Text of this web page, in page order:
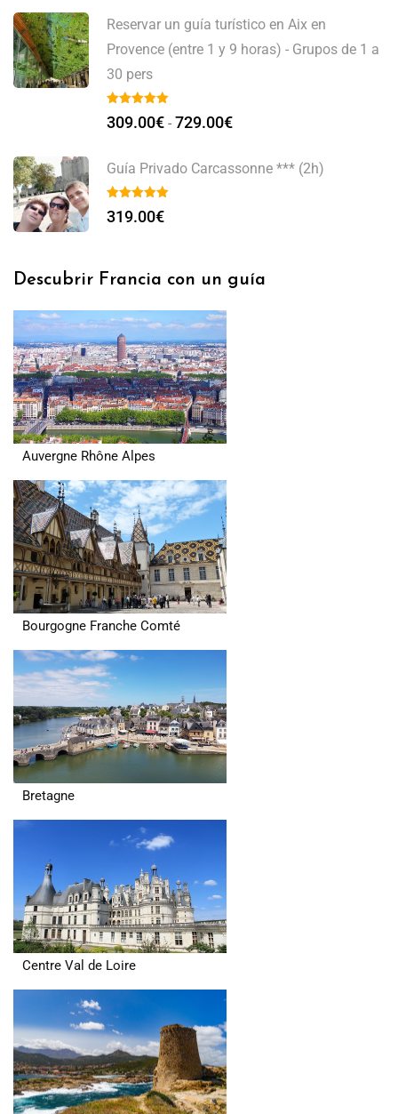
Reservar un guía turístico en Aix en
Provence (entre 1 y 9 horas) - Grupos de 1 a
30 pers
309.00€ - 729.00€
Guía Privado Carcassonne *** (2h)
319.00€
Descubrir Francia con un guía
Auvergne Rhône Alpes
Bourgogne Franche Comté
Bretagne
Centre Val de Loire